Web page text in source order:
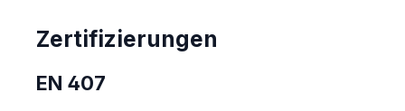
Zertifizierungen
EN 407